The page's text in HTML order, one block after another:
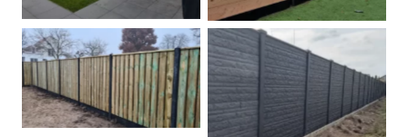
Hout beton schuttingen Rots motief antraciet